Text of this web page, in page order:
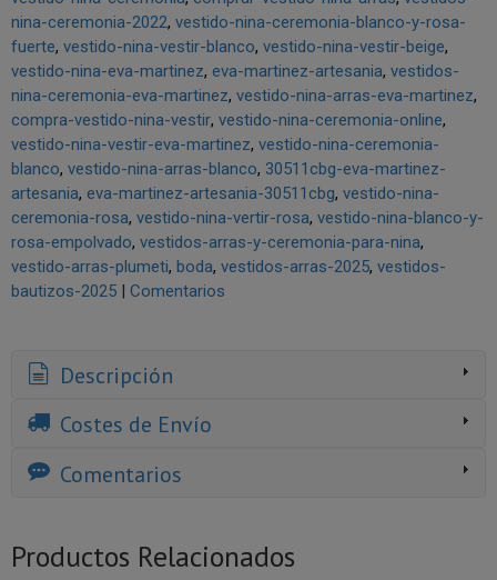
nina-ceremonia-2022 vestido-nina-ceremonia-blanco-y-rosa-
fuerte vestido-nina-vestir-blanco vestido-nina-vestir-beige
vestido-nina-eva-martinez eva-martinez-artesania vestidos-
nina-ceremonia-eva-martinez vestido-nina-arras-eva-martinez
compra-vestido-nina-vestir vestido-nina-ceremonia-online
vestido-nina-vestir-eva-martinez vestido-nina-ceremonia-
blanco vestido-nina-arras-blanco 30511cbg-eva-martinez-
artesania eva-martinez-artesania-30511cbg vestido-nina-
ceremonia-rosa vestido-nina-vertir-rosa vestido-nina-blanco-y-
rosa-empolvado vestidos-arras-y-ceremonia-para-nina
vestido-arras-plumeti boda vestidos-arras-2025 vestidos-
bautizos-2025 | Comentarios
Descripción
Costes de Envío
Comentarios
Productos Relacionados